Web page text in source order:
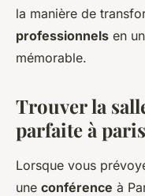
la manière de
professionnels en
mémorable.
Trouver la
parfaite à paris
Lorsque vous
une conférence à